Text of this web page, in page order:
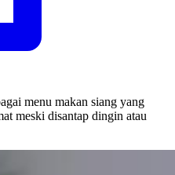
menu makan siang yang
meski disantap dingin atau